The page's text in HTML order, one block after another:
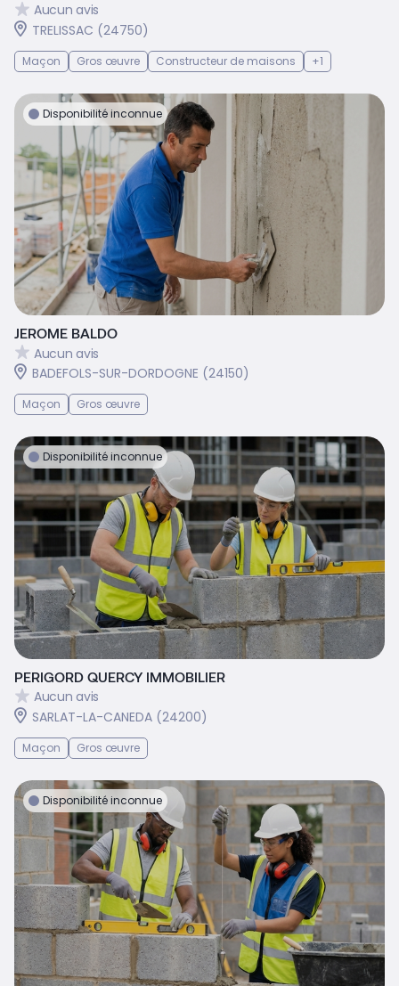
Aucun avis
TRELISSAC (24750)
Maçon Gros œuvre Constructeur de maisons +1
Disponibilité inconnue
JEROME BALDO
Aucun avis
BADEFOLS-SUR-DORDOGNE (24150)
Maçon Gros œuvre
Disponibilité inconnue
PERIGORD QUERCY IMMOBILIER
Aucun avis
SARLAT-LA-CANEDA (24200)
Maçon Gros œuvre
Disponibilité inconnue